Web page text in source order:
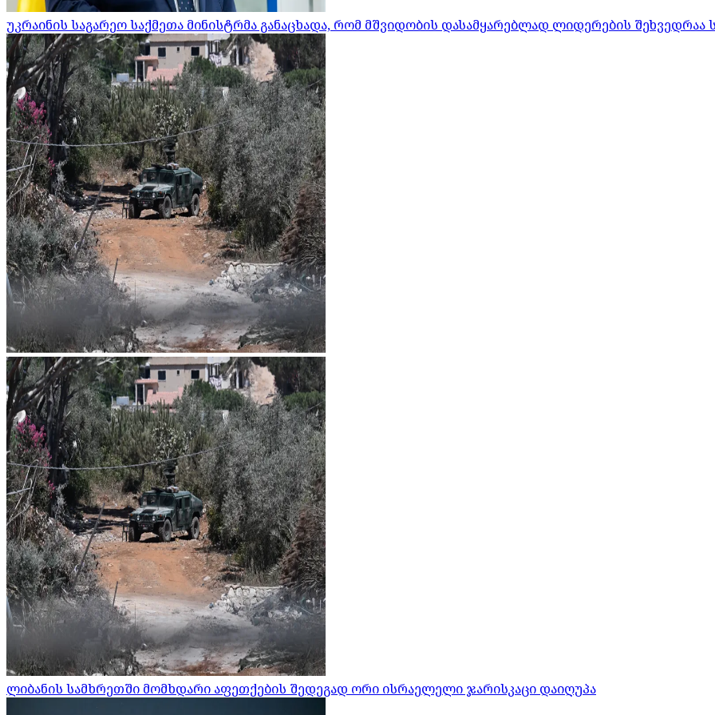
უკრაინის საგარეო საქმეთა მინისტრმა განაცხადა, რომ მშვიდობის დასამყარებლად ლიდერების შეხვედრაა
ლიბანის სამხრეთში მომხდარი აფეთქების შედეგად ორი ისრაელელი ჯარისკაცი დაიღუპა